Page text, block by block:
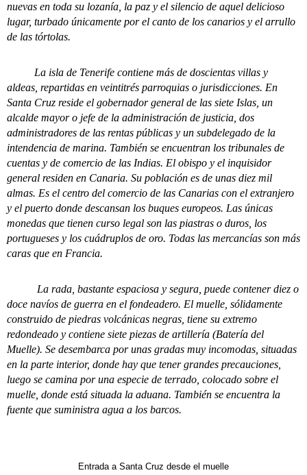
nuevas en toda su lozanía, la paz y el silencio de aquel delicioso
lugar, turbado únicamente por el canto de los canarios y el arrullo
de las tórtolas.
La isla de Tenerife contiene más de doscientas villas y
aldeas, repartidas en veintitrés parroquias o jurisdicciones. En
Santa Cruz reside el gobernador general de las siete Islas, un
alcalde mayor o jefe de la administración de justicia, dos
administradores de las rentas públicas y un subdelegado de la
intendencia de marina. También se encuentran los tribunales de
cuentas y de comercio de las Indias. El obispo y el inquisidor
general residen en Canaria. Su población es de unas diez mil
almas. Es el centro del comercio de las Canarias con el extranjero
y el puerto donde descansan los buques europeos. Las únicas
monedas que tienen curso legal son las piastras o duros, los
portugueses y los cuádruplos de oro. Todas las mercancías son más
caras que en Francia.
La rada, bastante espaciosa y segura, puede contener diez o
doce navíos de guerra en el fondeadero. El muelle, sólidamente
construido de piedras volcánicas negras, tiene su extremo
redondeado y contiene siete piezas de artillería (Batería del
Muelle). Se desembarca por unas gradas muy incomodas, situadas
en la parte interior, donde hay que tener grandes precauciones,
luego se camina por una especie de terrado, colocado sobre el
muelle, donde está situada la aduana. También se encuentra la
fuente que suministra agua a los barcos.
Entrada a Santa Cruz desde el muelle